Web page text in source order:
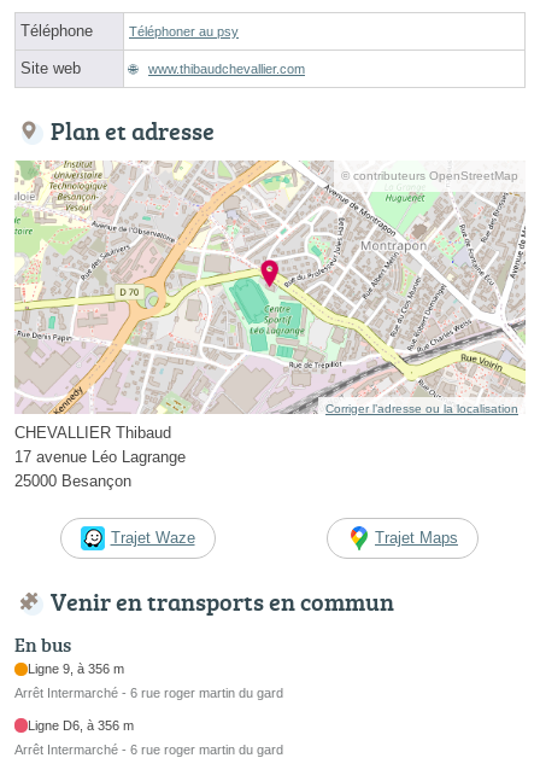
Téléphone Téléphoner au psy
Site web www.thibaudchevallier.com
Plan et adresse
© contributeurs OpenStreetMap
Corriger l’adresse ou la localisation
CHEVALLIER Thibaud
17 avenue Léo Lagrange
25000 Besançon
Trajet Waze Trajet Maps
Venir en transports en commun
En bus
Ligne 9, à 356 m
Arrêt Intermarché - 6 rue roger martin du gard
Ligne D6, à 356 m
Arrêt Intermarché - 6 rue roger martin du gard